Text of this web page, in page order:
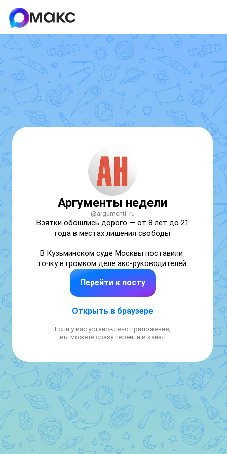
Аргументы недели
@argumenti_ru
Взятки обошлись дорого — от 8 лет до 21
года в местах лишения свободы
В Кузьминском суде Москвы поставили
точку в громком деле экс-руководителей
газовой отрасли Краснодарского края. Их
признали виновными в создании целой
преступной группировки и в том, что они
средствах. Приговор оказался суровым:
от восьми до двадцати одного года. К тому
— такую информацию распространила
пресс-служба московских судов.
Перейти к посту
Открыть в браузере
Если у вас установлено приложение,
вы можете сразу перейти в канал